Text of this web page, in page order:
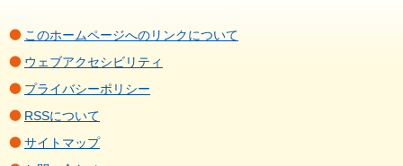
このホームページへのリンクについて
ウェブアクセシビリティ
プライバシーポリシー
RSSについて
サイトマップ